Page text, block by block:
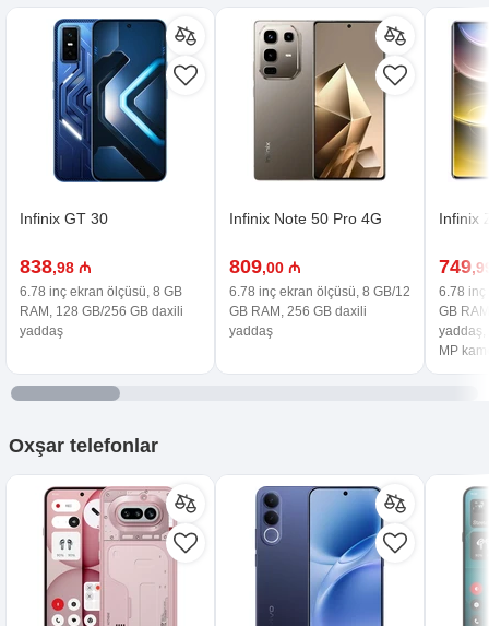
Infinix GT 30
838,98 ₼
6.78 inç ekran ölçüsü, 8 GB
RAM, 128 GB/256 GB daxili
yaddaş
Infinix Note 50 Pro 4G
809,00 ₼
6.78 inç ekran ölçüsü, 8 GB/12
GB RAM, 256 GB daxili
yaddaş
Infinix
749
6.78 inç
GB
yaddaş,
MP
Oxşar telefonlar